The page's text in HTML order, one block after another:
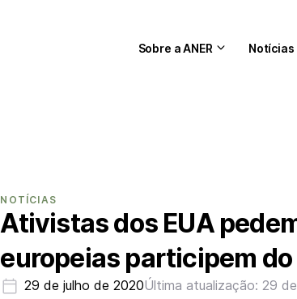
Sobre a ANER Notícias
NOTÍCIAS
Ativistas dos EUA
europeias participem
29 de julho de 2020Última atualização: 29